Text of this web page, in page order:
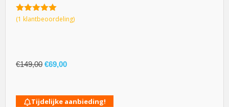
5.00van 5
(1 klantbeoordeling)
€149,00 €69,00
Tijdelijke aanbieding!